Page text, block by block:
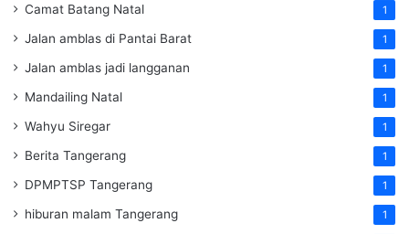
Camat Batang Natal 1
Jalan amblas di Pantai Barat 1
Jalan amblas jadi langganan 1
Mandailing Natal 1
Wahyu Siregar 1
Berita Tangerang 1
DPMPTSP Tangerang 1
hiburan malam Tangerang 1